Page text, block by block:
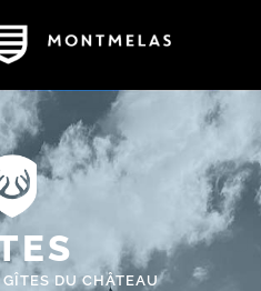
DU CHÂTEAU